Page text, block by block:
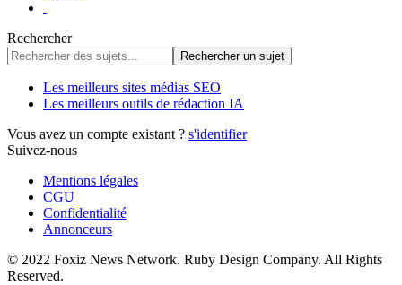
Rechercher
Les meilleurs sites médias SEO
Les meilleurs outils de rédaction IA
Vous avez un compte existant ? s'identifier
Suivez-nous
Mentions légales
CGU
Confidentialité
Annonceurs
© 2022 Foxiz News Network. Ruby Design Company. All Rights
Reserved.